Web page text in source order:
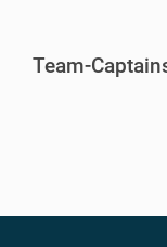
Team-